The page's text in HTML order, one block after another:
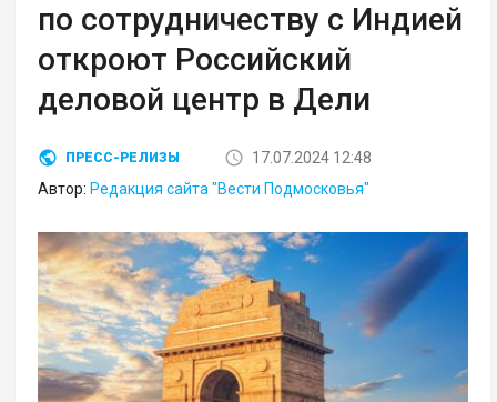
по сотрудничеству с Индией
откроют Российский
деловой центр в Дели
ПРЕСС-РЕЛИЗЫ
17.07.2024 12:48
Автор: Редакция сайта "Вести Подмосковья"